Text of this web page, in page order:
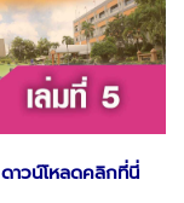
ดาวน์โหลดคลิกที่นี่